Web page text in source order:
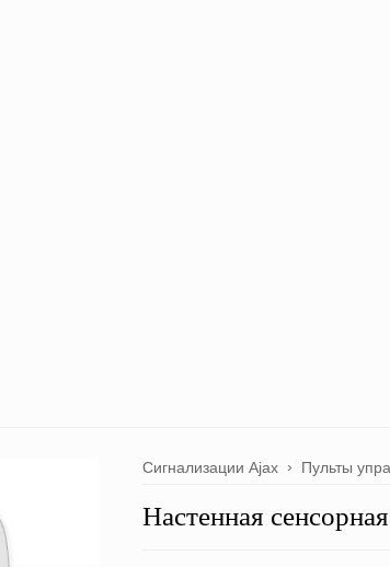
Сигнализации Ajax Пульты
Настенная